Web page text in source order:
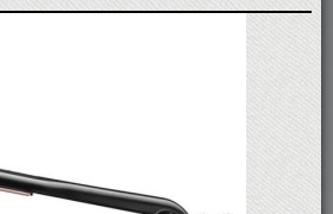
КЛАССИЧЕСКИЕ СТАНКИ
ПОСЛЕ БРИТЬЯ
ДЛЯ БОРОДЫ И УСОВ